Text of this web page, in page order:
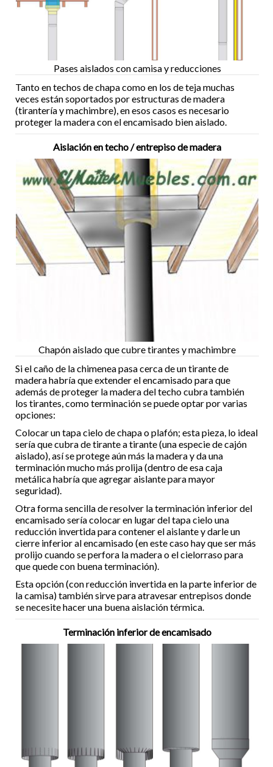
Pases aislados con camisa y reducciones
Tanto en techos de chapa como en los de teja muchas
veces están soportados por estructuras de madera
(tirantería y machimbre), en esos casos es necesario
proteger la madera con el encamisado bien aislado.
Aislación en techo / entrepiso de madera
Chapón aislado que cubre tirantes y machimbre
Si el caño de la chimenea pasa cerca de un tirante de
madera habría que extender el encamisado para que
además de proteger la madera del techo cubra también
los tirantes, como terminación se puede optar por varias
opciones:
Colocar un tapa cielo de chapa o plafón; esta pieza, lo ideal
sería que cubra de tirante a tirante (una especie de cajón
aislado), así se protege aún más la madera y da una
terminación mucho más prolija (dentro de esa caja
metálica habría que agregar aislante para mayor
seguridad).
Otra forma sencilla de resolver la terminación inferior del
encamisado sería colocar en lugar del tapa cielo una
reducción invertida para contener el aislante y darle un
cierre inferior al encamisado (en este caso hay que ser más
prolijo cuando se perfora la madera o el cielorraso para
que quede con buena terminación).
Esta opción (con reducción invertida en la parte inferior de
la camisa) también sirve para atravesar entrepisos donde
se necesite hacer una buena aislación térmica.
Terminación inferior de encamisado